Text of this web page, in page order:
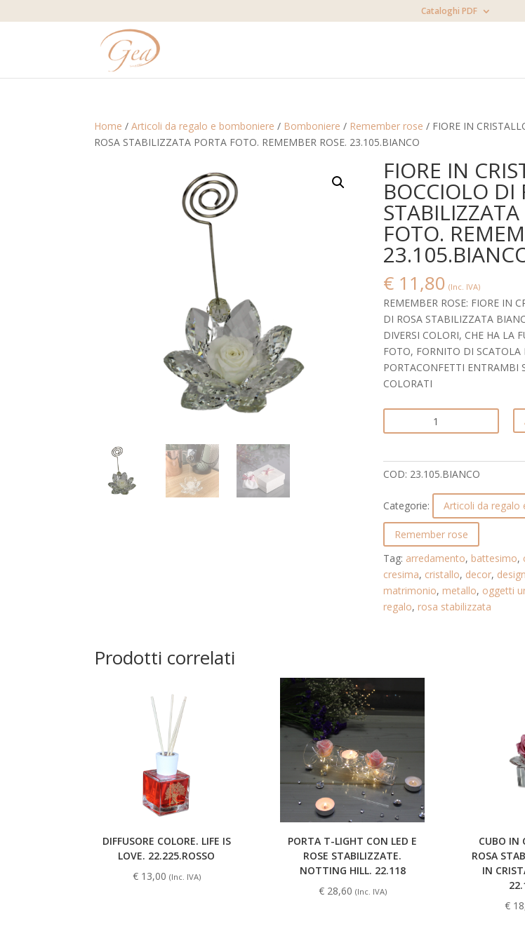
Cataloghi PDF
Home /Articoli da regalo e bomboniere / Bomboniere / Remember rose / FIORE IN
ROSA STABILIZZATA PORTA FOTO. REMEMBER ROSE. 23.105.BIANCO
FIORE IN
BOCCIOLO DI
FOTO.
€ 11,80 (Inc. IVA)
REMEMBER ROSE: FIORE IN
DI ROSA STABILIZZATA
DIVERSI COLORI, CHE HA LA
FOTO, FORNITO DI SCATOLA
PORTACONFETTI ENTRAMBI
COLORATI
IN
CON
BOCCIOLO
ROSA
STABILIZZATA
PORTA
FOTO.
REMEMBER
ROSE.
23.105.BIANCO
COD: 23.105.BIANCO
Categorie: Articoli da regalo
Remember rose
Tag: arredamento, battesimo,
cresima, cristallo, decor, design
matrimonio, metallo, oggetti
regalo, rosa stabilizzata
Prodotti correlati
DIFFUSORE COLORE. LIFE IS
LOVE. 22.225.ROSSO
€13,00 (Inc. IVA)
PORTA T-LIGHT CON LED E
ROSE STABILIZZATE.
NOTTING HILL. 22.118
€28,60 (Inc. IVA)
CUBO IN
ROSA
IN
€